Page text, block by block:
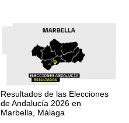
Resultados de las Elecciones
de Andalucía 2026 en
Marbella, Málaga